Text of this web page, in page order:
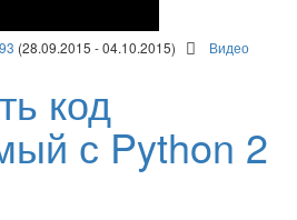
(28.09.2015 - 04.10.2015) Видео
код
с Python 2